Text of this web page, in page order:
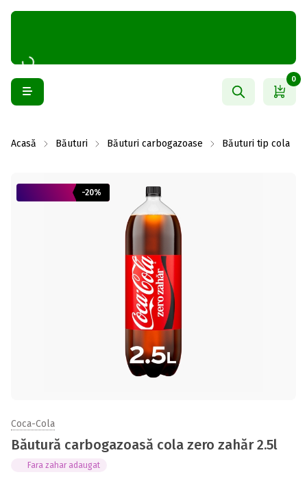
0
Acasă Băuturi Băuturi carbogazoase Băuturi tip cola
-20%
Coca-Cola
Băutură carbogazoasă cola zero zahăr 2.5l
Fara zahar adaugat